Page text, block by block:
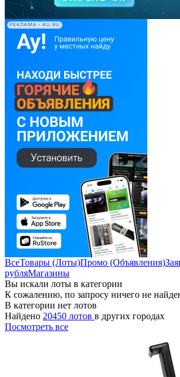
РЕКЛАМА • AU.RU
ВсеТовары (Лоты)Промо (Объявления)
рубляМагазины
Вы искали лоты в категории
К сожалению, по запросу ничего не
В категории нет лотов
Найдено 20450 лотов в других городах
Посмотреть все